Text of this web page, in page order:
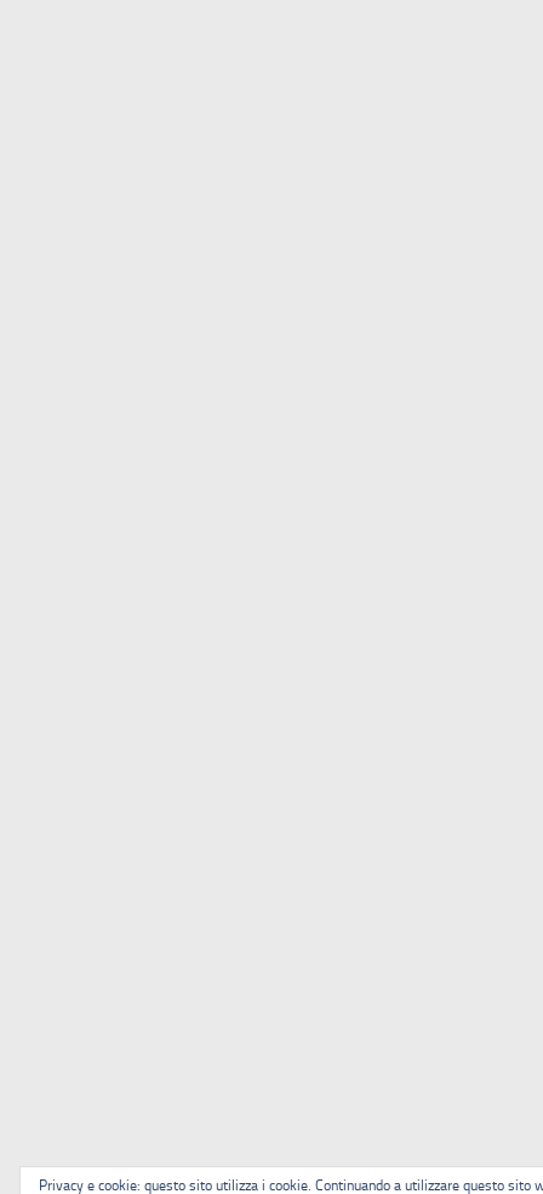
Privacy e cookie: questo sito utilizza i cookie. Continuando a utilizzare questo sito